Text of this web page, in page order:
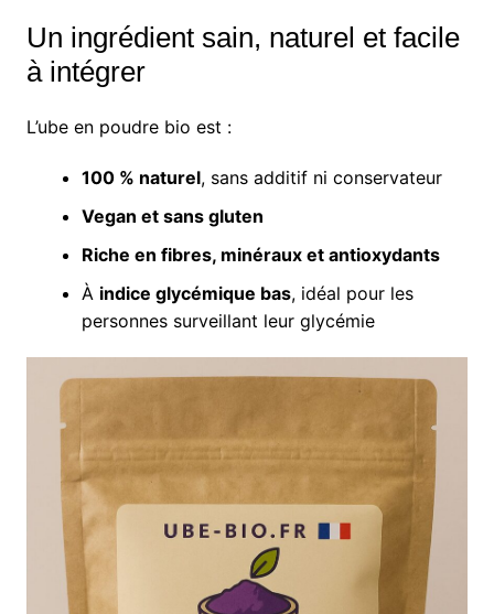
Un ingrédient sain, naturel et facile
à intégrer
L’ube en poudre bio est :
100 % naturel, sans additif ni conservateur
Vegan et sans gluten
Riche en fibres, minéraux et antioxydants
À indice glycémique bas, idéal pour les
personnes surveillant leur glycémie